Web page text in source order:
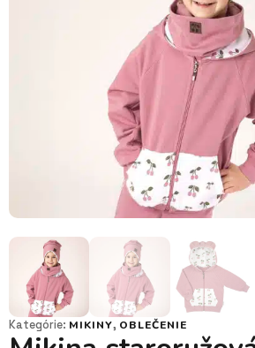
Kategórie: MIKINY, OBLEČENIE